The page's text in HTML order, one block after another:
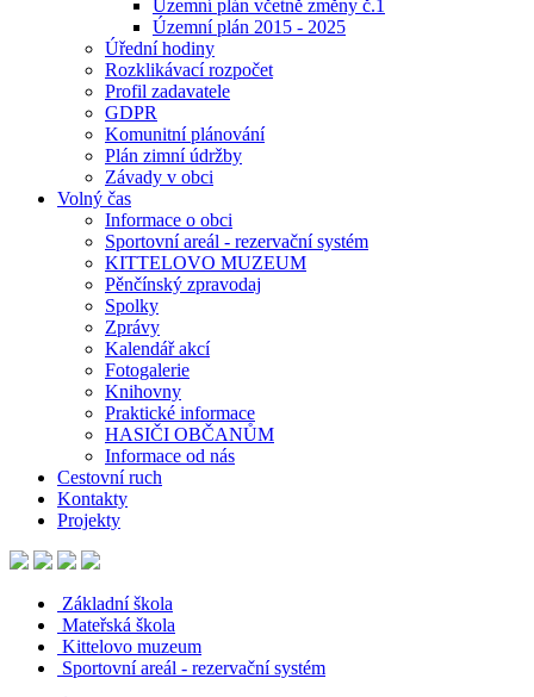
Územní plán včetně změny č.1
Územní plán 2015 - 2025
Úřední hodiny
Rozklikávací rozpočet
Profil zadavatele
GDPR
Komunitní plánování
Plán zimní údržby
Závady v obci
Volný čas
Informace o obci
Sportovní areál - rezervační systém
KITTELOVO MUZEUM
Pěnčínský zpravodaj
Spolky
Zprávy
Kalendář akcí
Fotogalerie
Knihovny
Praktické informace
HASIČI OBČANŮM
Informace od nás
Cestovní ruch
Kontakty
Projekty
Základní škola
Mateřská škola
Kittelovo muzeum
Sportovní areál - rezervační systém